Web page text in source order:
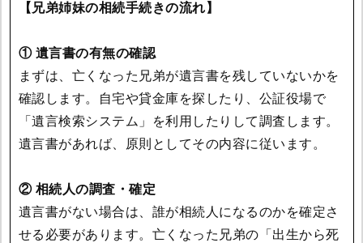
【兄弟姉妹の相続手続きの流れ】
① 遺言書の有無の確認
まずは、亡くなった兄弟が遺言書を残していないかを
確認します。自宅や貸金庫を探したり、公証役場で
「遺言検索システム」を利用したりして調査します。
遺言書があれば、原則としてその内容に従います。
② 相続人の調査・確定
遺言書がない場合は、誰が相続人になるのかを確定さ
せる必要があります。亡くなった兄弟の「出生から死